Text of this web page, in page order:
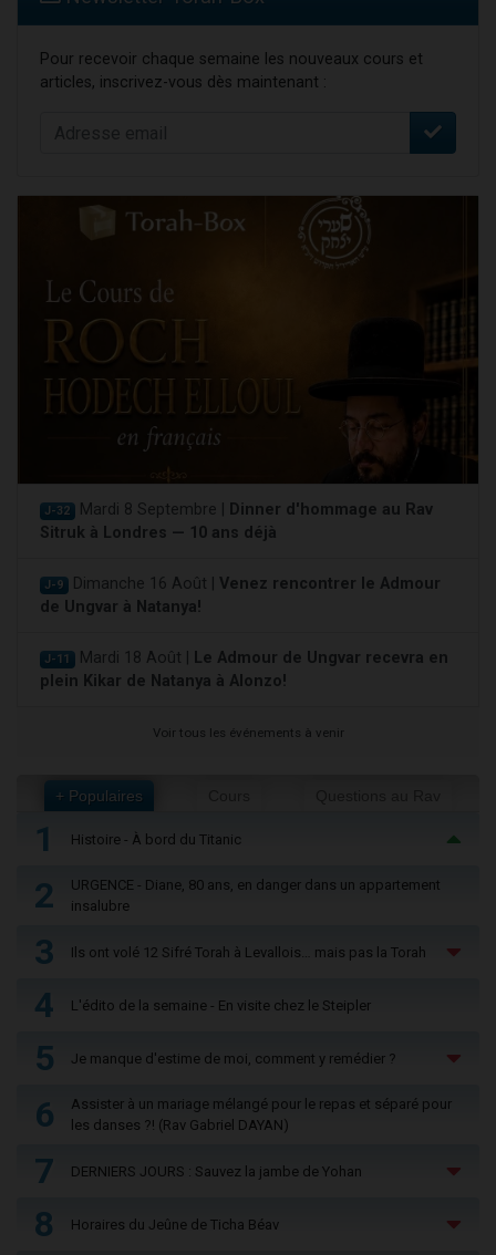
Pour recevoir chaque semaine les nouveaux cours et
articles, inscrivez-vous dès maintenant :
J-32 Mardi 8 Septembre |
Dinner d'hommage au Rav
Sitruk à Londres — 10 ans déjà
J-9 Dimanche 16 Août | Venez rencontrer le Admour
de Ungvar à Natanya!
J-11 Mardi 18 Août |
Le Admour de Ungvar recevra en
plein Kikar de Natanya à Alonzo!
Voir tous les événements à venir
+ Populaires
1 Histoire - À bord du Titanic
2
URGENCE - Diane, 80 ans, en danger dans un appartement
insalubre
3 Ils ont volé 12 Sifré Torah à Levallois… mais pas la Torah
4 L'édito de la semaine - En visite chez le Steipler
5 Je manque d'estime de moi, comment y remédier ?
6
Assister à un mariage mélangé pour le repas et séparé pour
les danses ?! (Rav Gabriel DAYAN)
7 DERNIERS JOURS : Sauvez la jambe de Yohan
8 Horaires du Jeûne de Ticha Béav